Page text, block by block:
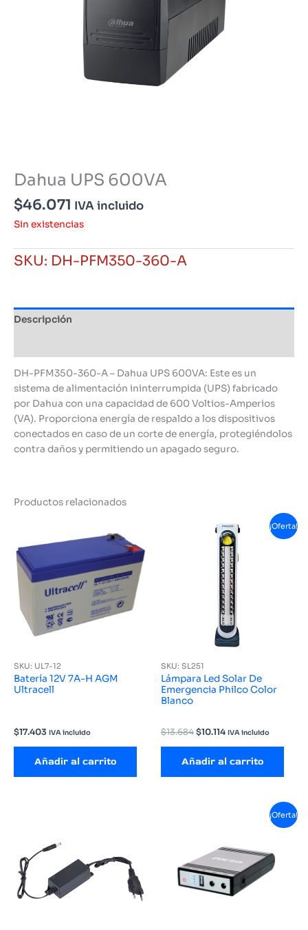
Dahua UPS 600VA
$46.071 IVA incluido
Sin existencias
SKU: DH-PFM350-360-A
Descripción
DH-PFM350-360-A – Dahua UPS 600VA: Este es un
sistema de alimentación ininterrumpida (UPS) fabricado
por Dahua con una capacidad de 600 Voltios-Amperios
(VA). Proporciona energía de respaldo a los dispositivos
conectados en caso de un corte de energía, protegiéndolos
contra daños y permitiendo un apagado seguro.
Productos relacionados
SKU: UL7-12
Batería 12V 7A-H AGM
Ultracell
$17.403 IVA incluido
Añadir al carrito
¡Oferta!
SKU: SL251
Lámpara Led Solar De
Emergencia Philco Color
Blanco
$13.684El
era:
$13.684.
$10.114El
es:
$10.114.
IVA incluido
Añadir al carrito
¡Oferta!